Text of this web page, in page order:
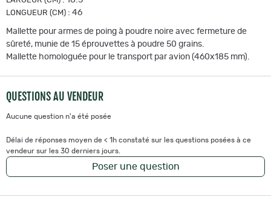
LONGUEUR (CM) : 46
Mallette pour armes de poing à poudre noire avec fermeture de
sûreté, munie de 15 éprouvettes à poudre 50 grains.
Mallette homologuée pour le transport par avion (460x185 mm).
QUESTIONS AU VENDEUR
Aucune question n'a été posée
Délai de réponses moyen de < 1h constaté sur les questions posées à ce
vendeur sur les 30 derniers jours.
Poser une question